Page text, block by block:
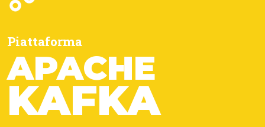
Piattaforma
APACHE
KAFKA